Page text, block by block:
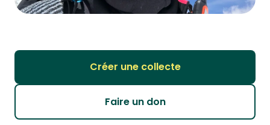
Créer une collecte
Faire un don